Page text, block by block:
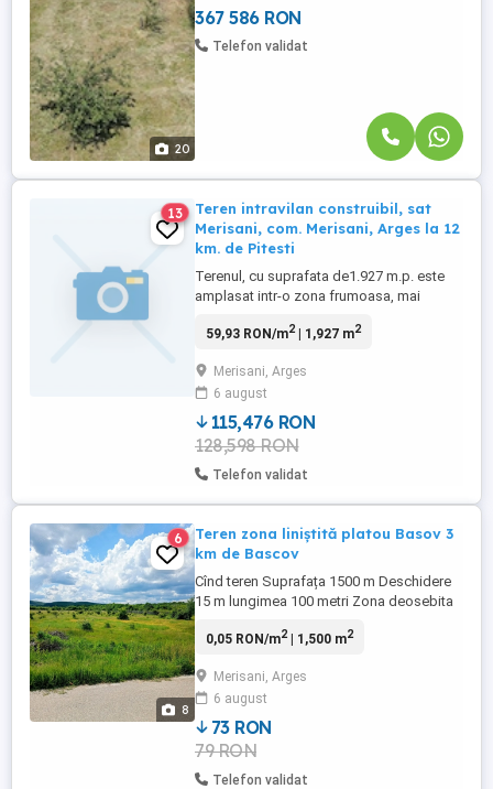
20
casă, gata să ...
367 586 RON
Telefon validat
13
Teren intravilan construibil, sat
Merisani, com. Merisani, Arges la 12
km. de Pitesti
Terenul, cu suprafata de1.927 m.p. este
amplasat intr-o zona frumoasa, mai
aproape de centrul localitatii si drumul
deschidere la strada de cca 21 m. Este
intravilan construibil, cadastrat si
beneficiaza de toate utilitatile ...
59,93 RON/m2| 1,927 m2
Merisani, Arges
6 august
115,476 RON
128,598 RON
Telefon validat
8
6
Teren zona liniștită platou Basov 3
km de Bascov
Cînd teren Suprafața 1500 m Deschidere
15 m lungimea 100 metri Zona deosebita
Km de Bascov Preț metru patrat 14 Euro
0,05 RON/m2| 1,500 m2
Merisani, Arges
6 august
73 RON
79 RON
Telefon validat